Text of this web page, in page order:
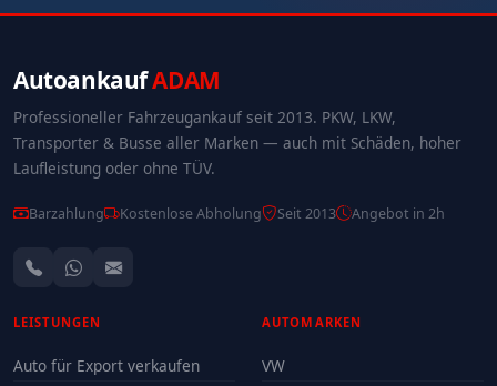
AutoankaufADAM
Professioneller Fahrzeugankauf seit 2013. PKW, LKW,
Transporter & Busse aller Marken — auch mit Schäden, hoher
Laufleistung oder ohne TÜV.
Barzahlung Kostenlose Abholung Seit 2013 Angebot in 2h
LEISTUNGEN
Auto für Export verkaufen
AUTOMARKEN
VW